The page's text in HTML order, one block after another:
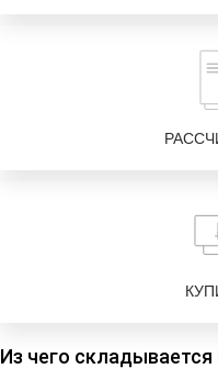
Из чего складывается